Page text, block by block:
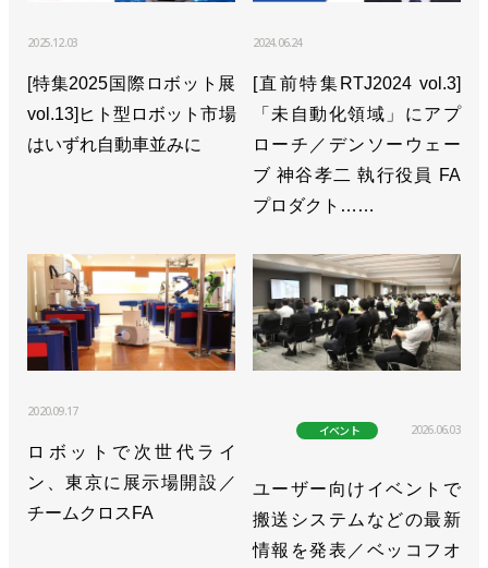
>>洗浄や塗膜剝離などの作業負荷を大幅軽減／スギ
>>スイングアーム式ロボットの小型・軽量版を開発
／スギノマシン
>>水に強いロボットを開発！ 機内設置で自社商品
>>［注目製品PickUp! vol.9］設置面積は座布団以
下!? 500mm四方に収まるコンパクトなロボット【後
編】／スギノマシン「スイングアーム式コラムロボ
ット」
>>［注目製品PickUp! vol.9］設置面積は座布団以
下!? 500mm四方に収まるコンパクトなロボット【前
編】／スギノマシン「スイングアーム式コラムロボ
ット」
>>原発の廃炉作業向けロボットを開発／スギノマシ
2025.12.03
[特集2025国際ロボット展
vol.13]ヒト型ロボット市場
はいずれ自動車並みに
2024.06.24
[直前特集RTJ2024 vol.3]
「未自動化領域」にアプ
ローチ／デンソーウェー
ブ 神谷孝二 執行役員 FA
プロダクト……
2020.09.17
ロボットで次世代ライ
ン、東京に展示場開設／
チームクロスFA
イベント 2026.06.03
ユーザー向けイベントで
搬送システムなどの最新
情報を発表／ベッコフオ